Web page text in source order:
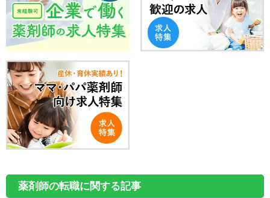
薬剤師の転職に関する記事